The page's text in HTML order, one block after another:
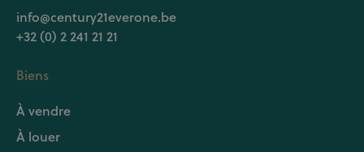
info@century21everone.be
+32 (0) 2 241 21 21
Biens
À vendre
À louer